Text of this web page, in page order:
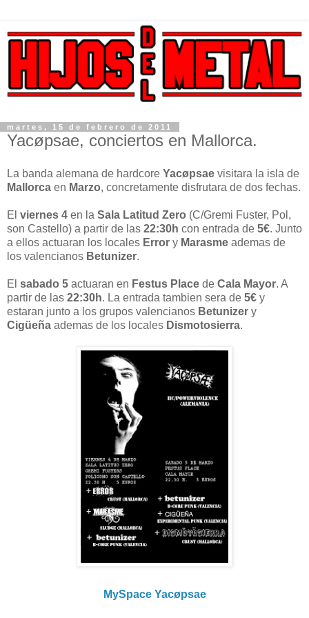
martes, 15 de febrero de 2011
Yacøpsae, conciertos en Mallorca.
La banda alemana de hardcore Yacøpsae visitara la isla de
Mallorca en Marzo, concretamente disfrutara de dos fechas.
El viernes 4 en la Sala Latitud Zero (C/Gremi Fuster, Pol,
son Castello) a partir de las 22:30h con entrada de 5€. Junto
a ellos actuaran los locales Error y Marasme ademas de
los valencianos Betunizer.
El sabado 5 actuaran en Festus Place de Cala Mayor. A
partir de las 22:30h. La entrada tambien sera de 5€ y
estaran junto a los grupos valencianos Betunizer y
Cigüeña ademas de los locales Dismotosierra.
MySpace Yacøpsae